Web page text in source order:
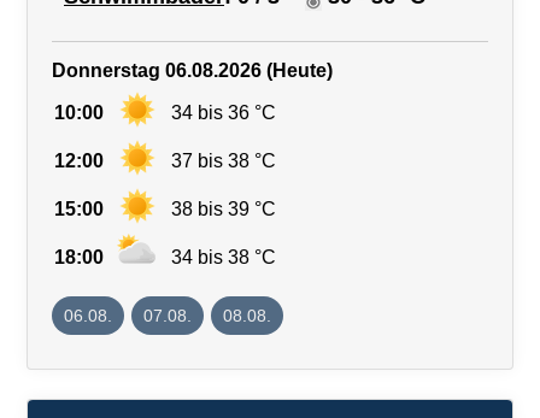
Donnerstag 06.08.2026 (Heute)
10:00 34 bis 36 °C
12:00 37 bis 38 °C
15:00 38 bis 39 °C
18:00 34 bis 38 °C
06.08. 07.08. 08.08.